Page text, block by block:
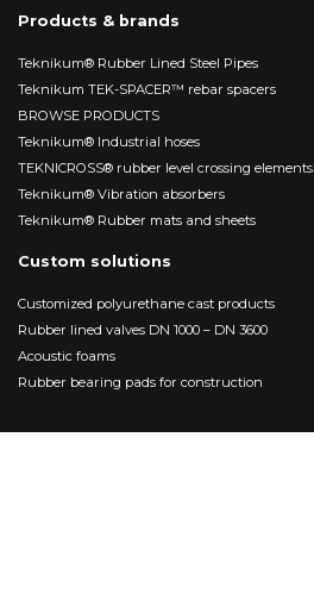
Products & brands
Teknikum® Rubber Lined Steel Pipes
Teknikum TEK-SPACER™ rebar spacers
BROWSE PRODUCTS
Teknikum® Industrial hoses
TEKNICROSS® rubber level crossing elements
Teknikum® Vibration absorbers
Teknikum® Rubber mats and sheets
Custom solutions
Customized polyurethane cast products
Rubber lined valves DN 1000 – DN 3600
Acoustic foams
Rubber bearing pads for construction